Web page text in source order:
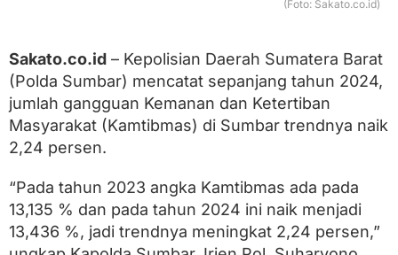
K
a
m
t
b
s
d
a
n
P
(Foto: Sakato.co.id)
Sakato.co.id – Kepolisian Daerah Sumatera Barat
(Polda Sumbar) mencatat sepanjang tahun 2024,
jumlah gangguan Kemanan dan Ketertiban
Masyarakat (Kamtibmas) di Sumbar trendnya naik
2,24 persen.
“Pada tahun 2023 angka Kamtibmas ada pada
13,135 % dan pada tahun 2024 ini naik menjadi
13,436 %, jadi trendnya meningkat 2,24 persen,”